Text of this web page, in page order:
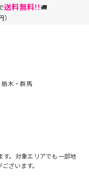
送料無料!!🚚
栃木・群馬
。対象エリアでも一部地
ざいます。